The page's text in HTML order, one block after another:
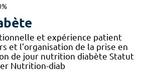
et expérience patient
et l’organisation de la prise en
de jour nutrition diabète Statut
Nutrition-diab